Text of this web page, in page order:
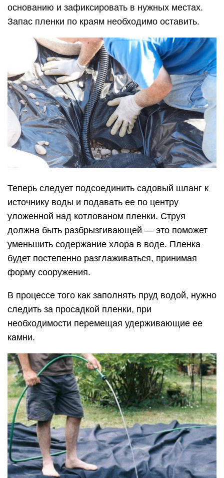
основанию и зафиксировать в нужных местах.
Запас пленки по краям необходимо оставить.
Теперь следует подсоединить садовый шланг к
источнику воды и подавать ее по центру
уложенной над котлованом пленки. Струя
должна быть разбрызгивающей — это поможет
уменьшить содержание хлора в воде. Пленка
будет постепенно разглаживаться, принимая
форму сооружения.
В процессе того как заполнять пруд водой, нужно
следить за просадкой пленки, при
необходимости перемещая удерживающие ее
камни.